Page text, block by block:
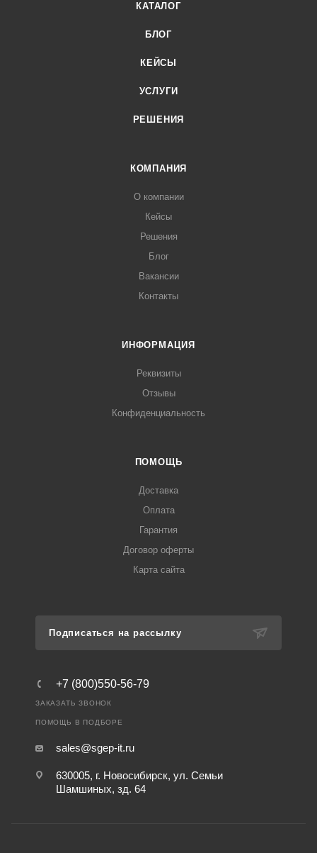
КАТАЛОГ
БЛОГ
КЕЙСЫ
УСЛУГИ
РЕШЕНИЯ
КОМПАНИЯ
О компании
Кейсы
Решения
Блог
Вакансии
Контакты
ИНФОРМАЦИЯ
Реквизиты
Отзывы
Конфиденциальность
ПОМОЩЬ
Доставка
Оплата
Гарантия
Договор оферты
Карта сайта
Подписаться на рассылку
+7 (800)550-56-79
ЗАКАЗАТЬ ЗВОНОК
ПОМОЩЬ В ПОДБОРЕ
sales@sgep-it.ru
630005, г. Новосибирск, ул. Семьи
Шамшиных, зд. 64